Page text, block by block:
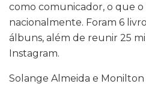
como comunicador, o que
nacionalmente. Foram 6
álbuns, além de reunir 25
Instagram.
Solange Almeida e